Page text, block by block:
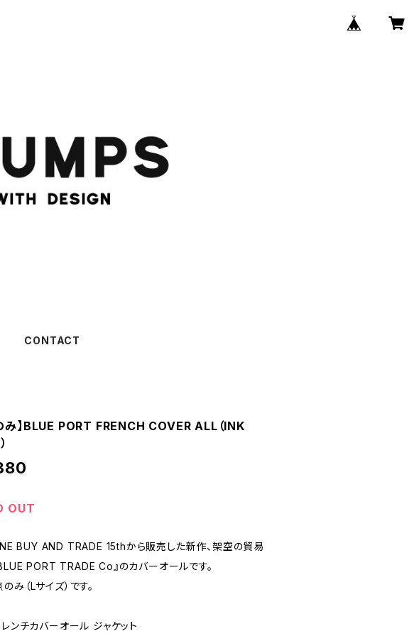
CONTACT
み】BLUE PORT FRENCH COVER ALL（INK
OUT
BUY AND TRADE 15thから販売した新作、架空の貿易
PORT TRADE Co』のカバーオールです。
み（Lサイズ）です。
ンチカバーオール ジャケット